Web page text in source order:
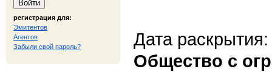
регистрация для:
Эмитентов
Агентов
Забыли свой пароль?
Дата
Общество с